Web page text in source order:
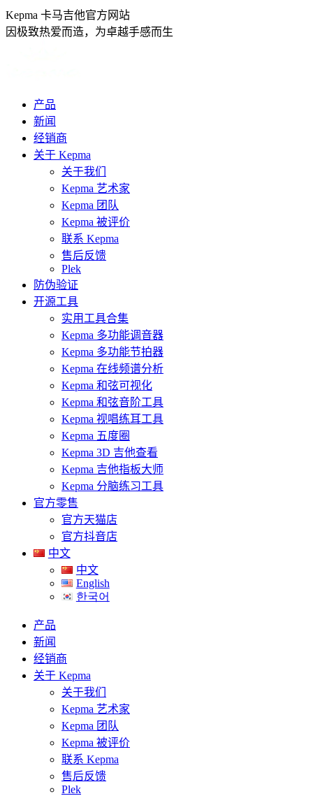
跳
转
Kepma 卡马吉他官方网站
因极致热爱而造，为卓越手感而生
产品
新闻
经销商
关于 Kepma
关于我们
Kepma 艺术家
Kepma 团队
Kepma 被评价
联系 Kepma
售后反馈
Plek
防伪验证
开源工具
实用工具合集
Kepma 多功能调音器
Kepma 多功能节拍器
Kepma 在线频谱分析
Kepma 和弦可视化
Kepma 和弦音阶工具
Kepma 视唱练耳工具
Kepma 五度圈
Kepma 3D 吉他查看
Kepma 吉他指板大师
Kepma 分脑练习工具
官方零售
官方天猫店
官方抖音店
中文
中文
English
한국어
产品
新闻
经销商
关于 Kepma
关于我们
Kepma 艺术家
Kepma 团队
Kepma 被评价
联系 Kepma
售后反馈
Plek